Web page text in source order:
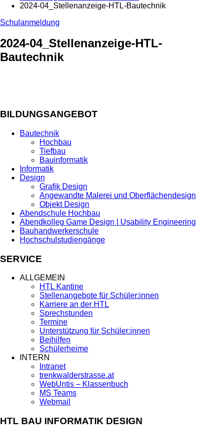
2024-04_Stellenanzeige-HTL-Bautechnik
Schulanmeldung
2024-04_Stellenanzeige-HTL-
Bautechnik
BILDUNGSANGEBOT
Bautechnik
Hochbau
Tiefbau
Bauinformatik
Informatik
Design
Grafik Design
Angewandte Malerei und Oberflächendesign
Objekt Design
Abendschule Hochbau
Abendkolleg Game Design | Usability Engineering
Bauhandwerkerschule
Hochschulstudiengänge
SERVICE
ALLGEMEIN
HTL Kantine
Stellenangebote für Schüler:innen
Karriere an der HTL
Sprechstunden
Termine
Unterstützung für Schüler:innen
Beihilfen
Schülerheime
INTERN
Intranet
trenkwalderstrasse.at
WebUntis – Klassenbuch
MS Teams
Webmail
HTL BAU INFORMATIK DESIGN